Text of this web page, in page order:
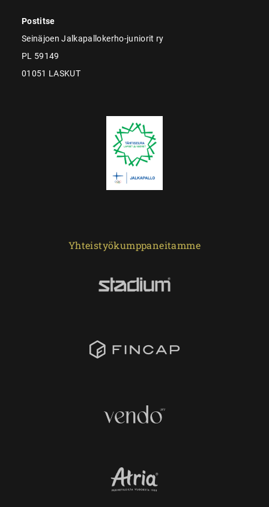
Postitse
Seinäjoen Jalkapallokerho-juniorit ry
PL 59149
01051 LASKUT
Yhteistyökumppaneitamme